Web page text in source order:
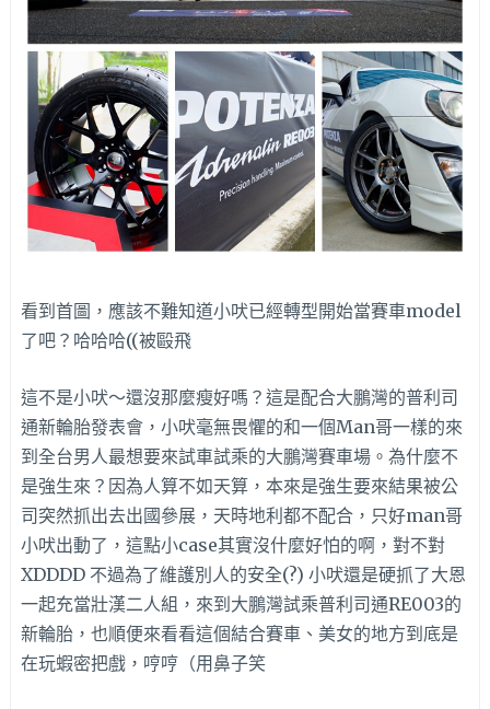
看到首圖，應該不難知道小吠已經轉型開始當賽車model
了吧？哈哈哈((被毆飛
這不是小吠～還沒那麼瘦好嗎？這是配合大鵬灣的普利司
通新輪胎發表會，小吠毫無畏懼的和一個Man哥一樣的來
到全台男人最想要來試車試乘的大鵬灣賽車場。為什麼不
是強生來？因為人算不如天算，本來是強生要來結果被公
司突然抓出去出國參展，天時地利都不配合，只好man哥
小吠出動了，這點小case其實沒什麼好怕的啊，對不對
XDDDD 不過為了維護別人的安全(?) 小吠還是硬抓了大恩
一起充當壯漢二人組，來到大鵬灣試乘普利司通RE003的
新輪胎，也順便來看看這個結合賽車、美女的地方到底是
在玩蝦密把戲，哼哼（用鼻子笑